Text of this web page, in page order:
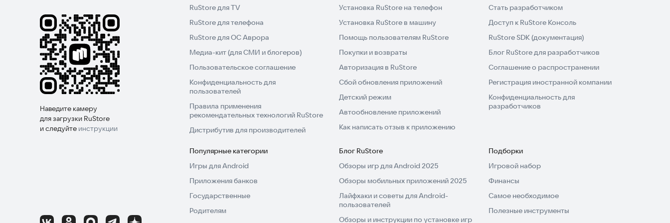
Выберите опцию "Предварительный заказ". Поиск автомобиля начнется незадолго до заказа поездки,
и автомобиль приедет к назначенному времени. Также вы будете заранее знать стоимость поездки.
+ Сократите время ожидания такси
Спешите по делам? Увеличьте стоимость заказа, и водитель приедет на заказ быстрее.
+ Понравилась поездка?
Поставьте оценку водителю, напишите отзыв или выберите реакцию из готовых шаблонов. Оставьте
чаевые, если понравилась поездка или посмотрите детализацию платежей после поездки.
Наведите камеру
для загрузки RuStore
и следуйте инструкции
RuStore для TV
RuStore для телефона
RuStore для ОС Аврора
Медиа-кит (для СМИ и блогеров)
Пользовательское соглашение
Конфиденциальность для
пользователей
Правила применения
рекомендательных технологий RuStore
Дистрибутив для производителей
Установка RuStore на телефон
Установка RuStore в машину
Помощь пользователям RuStore
Покупки и возвраты
Авторизация в RuStore
Сбой обновления приложений
Детский режим
Автообновление приложений
Как написать отзыв к приложению
Стать разработчиком
Доступ к RuStore Консоль
RuStore SDK (документация)
Блог RuStore для разработчиков
Соглашение о распространении
Регистрация иностранной компании
Конфиденциальность для
разработчиков
Популярные категории
Игры для Android
Приложения банков
Государственные
Родителям
Блог RuStore
Обзоры игр для Android 2025
Обзоры мобильных приложений 2025
Лайфхаки и советы для Android-
пользователей
Обзоры и инструкции по установке игр
Подборки
Игровой набор
Финансы
Самое необходимое
Полезные инструменты